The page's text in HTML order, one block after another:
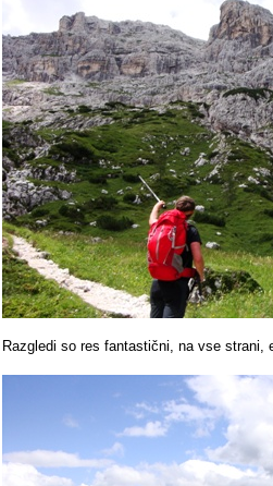
Razgledi so res fantastični, na vse strani,